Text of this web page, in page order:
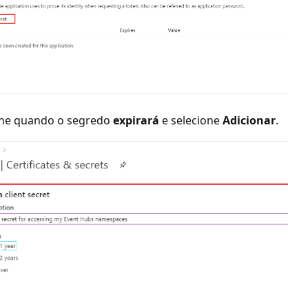
quando o segredo expirará e selecioneAdicionar.